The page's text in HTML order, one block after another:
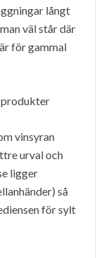
långt
väl står där
för gammal
vinsyran
urval och
ligger
så
för sylt